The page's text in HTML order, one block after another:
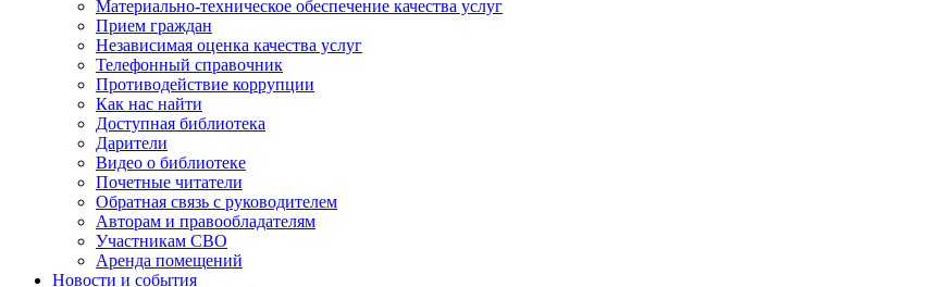
Материально-техническое обеспечение качества услуг
Прием граждан
Независимая оценка качества услуг
Телефонный справочник
Противодействие коррупции
Как нас найти
Доступная библиотека
Дарители
Видео о библиотеке
Почетные читатели
Обратная связь с руководителем
Авторам и правообладателям
Участникам СВО
Аренда помещений
Новости и события